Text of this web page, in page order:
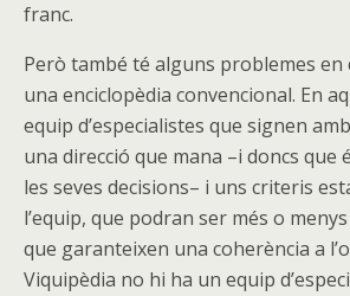
franc.
Però també té alguns problemes en
una enciclopèdia convencional. En
equip d’especialistes que signen
una direcció que mana –i doncs que
les seves decisions– i uns criteris
l’equip, que podran ser més o
que garanteixen una coherència a
Viquipèdia no hi ha un equip